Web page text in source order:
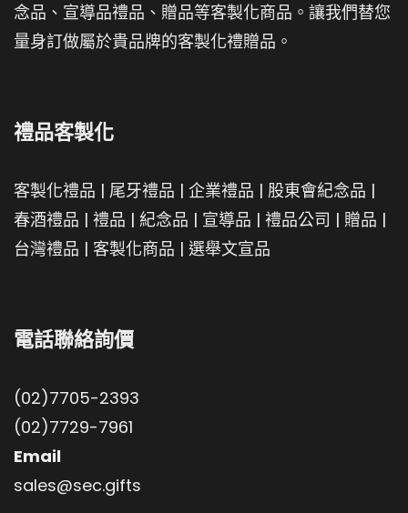
念品、宣導品禮品、贈品等客製化商品。讓我們替您
量身訂做屬於貴品牌的客製化禮贈品。
禮品客製化
客製化禮品 | 尾牙禮品 | 企業禮品 | 股東會紀念品 |
春酒禮品 | 禮品 | 紀念品 | 宣導品 | 禮品公司 | 贈品 |
台灣禮品 | 客製化商品 | 選舉文宣品
電話聯絡詢價
(02)7705-2393
(02)7729-7961
Email
sales@sec.gifts